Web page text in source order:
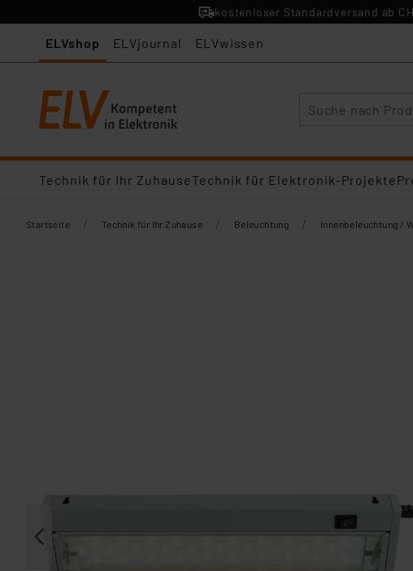
kostenloser Standardversand ab
ELVshop ELVjournal ELVwissen
Technik für Ihr ZuhauseTechnik für Elektronik-Projekte
Startseite / Technik für Ihr Zuhause / Beleuchtung / Innenbeleuchtung /